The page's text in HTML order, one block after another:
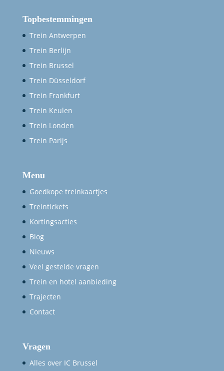
Topbestemmingen
Trein Antwerpen
Trein Berlijn
Trein Brussel
Trein Düsseldorf
Trein Frankfurt
Trein Keulen
Trein Londen
Trein Parijs
Menu
Goedkope treinkaartjes
Treintickets
Kortingsacties
Blog
Nieuws
Veel gestelde vragen
Trein en hotel aanbieding
Trajecten
Contact
Vragen
Alles over IC Brussel